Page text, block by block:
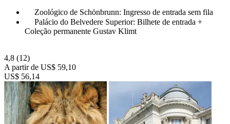
Zoológico de Schönbrunn: Ingresso de entrada sem fila
Palácio do Belvedere Superior: Bilhete de entrada +
Coleção permanente Gustav Klimt
4,8 (12)
A partir de US$ 59,10
US$ 56,14